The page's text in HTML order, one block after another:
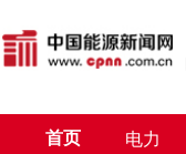
首页 电力